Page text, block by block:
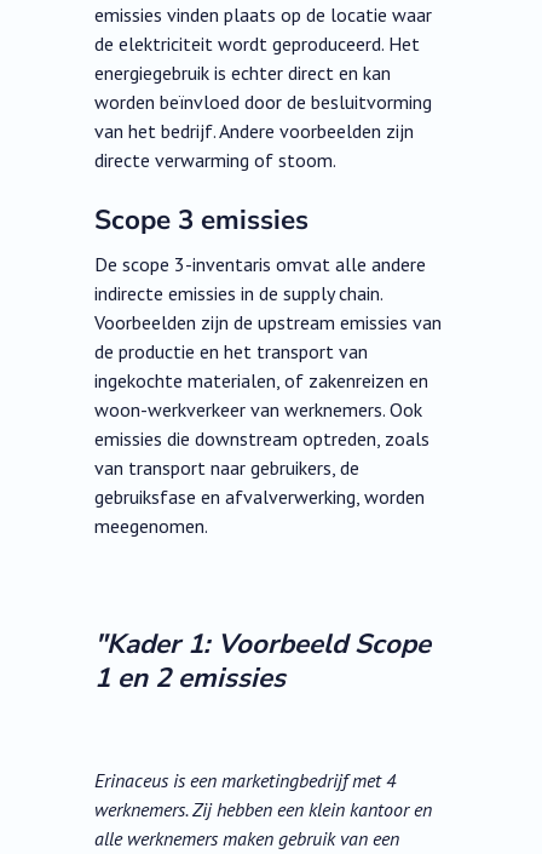
emissies vinden plaats op de locatie waar
de elektriciteit wordt geproduceerd. Het
energiegebruik is echter direct en kan
worden beïnvloed door de besluitvorming
van het bedrijf. Andere voorbeelden zijn
directe verwarming of stoom.
Scope 3 emissies
De scope 3-inventaris omvat alle andere
indirecte emissies in de supply chain.
Voorbeelden zijn de upstream emissies van
de productie en het transport van
ingekochte materialen, of zakenreizen en
woon-werkverkeer van werknemers. Ook
emissies die downstream optreden, zoals
van transport naar gebruikers, de
gebruiksfase en afvalverwerking, worden
meegenomen.
"Kader 1: Voorbeeld Scope
1 en 2 emissies
Erinaceus is een marketingbedrijf met 4
werknemers. Zij hebben een klein kantoor en
alle werknemers maken gebruik van een